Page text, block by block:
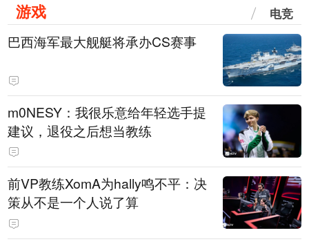
游戏 电竞
巴西海军最大舰艇将承办CS赛事
m0NESY：我很乐意给年轻选手提
建议，退役之后想当教练
前VP教练XomA为hally鸣不平：决
策从不是一个人说了算